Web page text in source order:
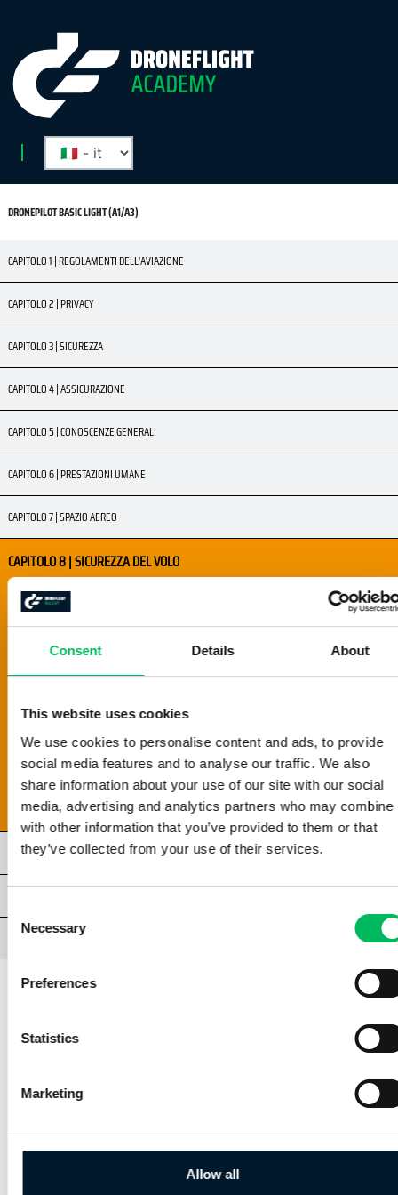
Consent Details About
This website uses cookies
We use cookies to personalise content and ads, to provide
social media features and to analyse our traffic. We also
share information about your use of our site with our social
media, advertising and analytics partners who may combine
with other information that you’ve provided to them or that
they’ve collected from your use of their services.
Selection
Necessary
Preferences
Statistics
Marketing
Allow all
DRONEPILOT BASIC LIGHT (A1/A3)
CAPITOLO 1 | REGOLAMENTI DELL'AVIAZIONE
CAPITOLO 2 | PRIVACY
CAPITOLO 3 | SICUREZZA
CAPITOLO 4 | ASSICURAZIONE
CAPITOLO 5 | CONOSCENZE GENERALI
CAPITOLO 6 | PRESTAZIONI UMANE
CAPITOLO 7 | SPAZIO AEREO
CAPITOLO 8 | SICUREZZA DEL VOLO
8.1 | ABILITA DI PILOTAGGIO
8.2 | DECISIONE GO / NO-GO
8.3 | VISUAL LINE OF SIGHT
8.4 | DISTANZA DA PERSONE NON COINVOLTE
8.5 | ALTRO TRAFFICO AEREO
8.6 | LIMITI DI ALTEZZA
8.8 | SORVOLO DI PERSONE ED EDIFICI NON COINVOLTI
8.9 | CRITERI DELLA DISTANZA
8.10 | RESPONSABILITÀ
CAPITOLO 9 | PROCEDURE OPERATIVE
ALLEGATI
Classe C0 e aeromobili senza equipaggio